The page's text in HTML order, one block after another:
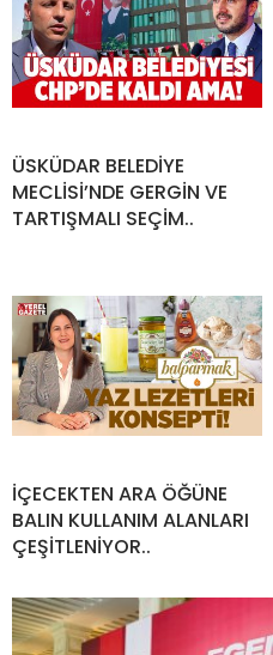
ÜSKÜDAR BELEDİYE
MECLİSİ’NDE GERGİN VE
TARTIŞMALI SEÇİM..
İÇECEKTEN ARA ÖĞÜNE
BALIN KULLANIM ALANLARI
ÇEŞİTLENİYOR..